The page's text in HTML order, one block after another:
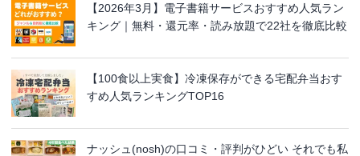
【2026年3月】電子書籍サービスおすすめ人気ラン
キング｜無料・還元率・読み放題で22社を徹底比較
【100食以上実食】冷凍保存ができる宅配弁当おす
すめ人気ランキングTOP16
ナッシュ(nosh)の口コミ・評判がひどい それでも私